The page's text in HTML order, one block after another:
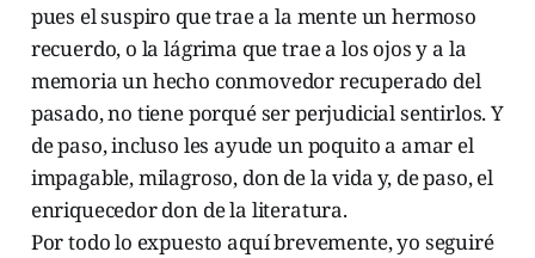
pues el suspiro que trae a la mente un hermoso
recuerdo, o la lágrima que trae a los ojos y a la
memoria un hecho conmovedor recuperado del
pasado, no tiene porqué ser perjudicial sentirlos. Y
de paso, incluso les ayude un poquito a amar el
impagable, milagroso, don de la vida y, de paso, el
enriquecedor don de la literatura.
Por todo lo expuesto aquí brevemente, yo seguiré